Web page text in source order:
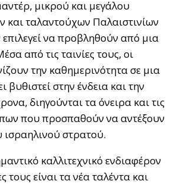
μικρού και μεγάλου
και ταλαντούχων Παλαιστινίων
να προβληθούν από μια
από τις ταινίες τους, οι
την καθημερινότητα σε μια
βυθιστεί στην ένδεια και την
διηγούνται τα όνειρα και τις
που προσπαθούν να αντέξουν
στρατού.
καλλιτεχνικό ενδιαφέρον
τους είναι τα νέα ταλέντα και